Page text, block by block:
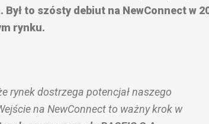
to szósty debiut na NewConnect w
rynku.
rynek dostrzega potencjał naszego
na NewConnect to ważny krok w